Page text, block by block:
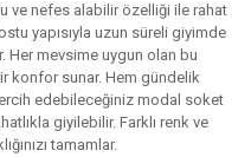
ve nefes alabilir özelliği ile rahat
yapısıyla uzun süreli giyimde
Her mevsime uygun olan bu
konfor sunar. Hem gündelik
edebileceğiniz modal soket
giyilebilir. Farklı renk ve
tamamlar.